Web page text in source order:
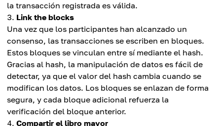
la transacción registrada es válida.
Link the blocks
Una vez que los participantes han alcanzado un
consenso, las transacciones se escriben en bloques.
Estos bloques se vinculan entre sí mediante el hash.
Gracias al hash, la manipulación de datos es fácil de
detectar, ya que el valor del hash cambia cuando se
modifican los datos. Los bloques se enlazan de forma
segura, y cada bloque adicional refuerza la
verificación del bloque anterior.
Compartir el libro mayor